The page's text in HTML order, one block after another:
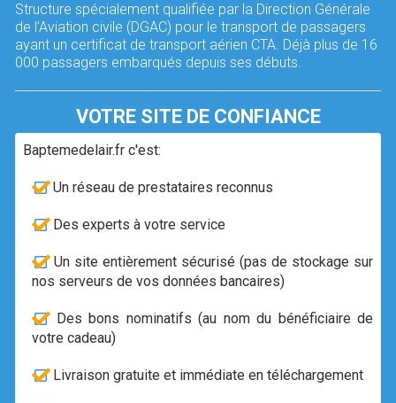
Structure spécialement qualifiée par la Direction Générale
de l’Aviation civile (DGAC) pour le transport de passagers
ayant un certificat de transport aérien CTA. Déjà plus de 16
000 passagers embarqués depuis ses débuts.
VOTRE SITE DE CONFIANCE
Baptemedelair.fr c'est:
Un réseau de prestataires reconnus
Des experts à votre service
Un site entièrement sécurisé (pas de stockage sur
nos serveurs de vos données bancaires)
Des bons nominatifs (au nom du bénéficiaire de
votre cadeau)
Livraison gratuite et immédiate en téléchargement